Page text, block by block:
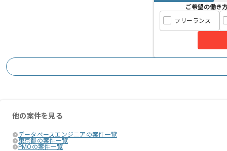
ご希望の働き
フリーランス
他の案件を見る
データベースエンジニアの案件一覧
東京都の案件一覧
PMOの案件一覧